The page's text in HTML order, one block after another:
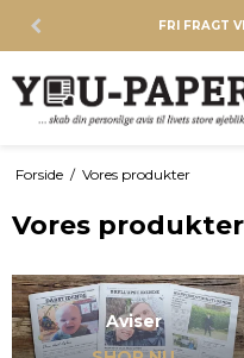
FRI FRAGT
Forside / Vores produkter
Vores produkter
Aviser